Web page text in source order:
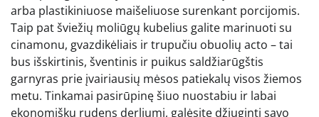
arba plastikiniuose maišeliuose surenkant porcijomis.
Taip pat šviežių moliūgų kubelius galite marinuoti su
cinamonu, gvazdikėliais ir trupučiu obuolių acto – tai
bus išskirtinis, šventinis ir puikus saldžiarūgštis
garnyras prie įvairiausių mėsos patiekalų visos žiemos
metu. Tinkamai pasirūpinę šiuo nuostabiu ir labai
ekonomišku rudens derliumi, galėsite džiuginti savo